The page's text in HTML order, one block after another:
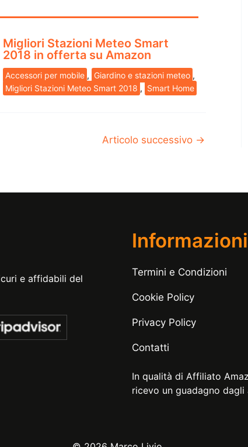
Migliori Stazioni Meteo Smart
2018 in offerta su Amazon
Accessori per mobile , Giardino e stazioni meteo ,
Migliori Stazioni Meteo Smart 2018 , Smart Home
Articolo successivo →
e affidabili del
Informazioni
Termini e Condizioni
Cookie Policy
Privacy Policy
Contatti
In qualità di Affiliato
ricevo un guadagno dagli